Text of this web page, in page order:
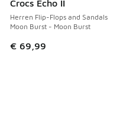
Crocs Echo II
Herren Flip-Flops and Sandals
Moon Burst - Moon Burst
€ 69,99